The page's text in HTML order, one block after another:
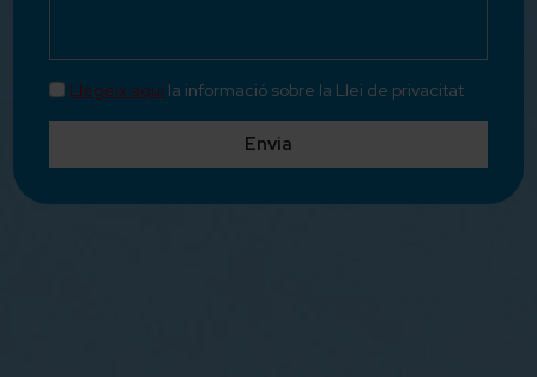
Llegeix aquí la informació sobre la Llei de privacitat
Envia